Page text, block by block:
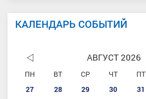
КАЛЕНДАРЬ СОБЫТИЙ
АВГУСТ 2026
ПН ВТ СР ЧТ ПТ
27
28 29 30 31